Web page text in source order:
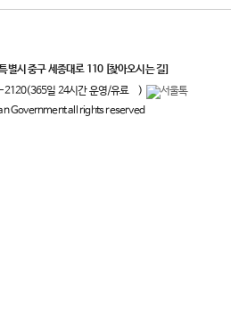
별시 중구 세종대로 110 [찾아오시는 길]
2120(365일 24시간 운영/유료
)
Government all rights reserved